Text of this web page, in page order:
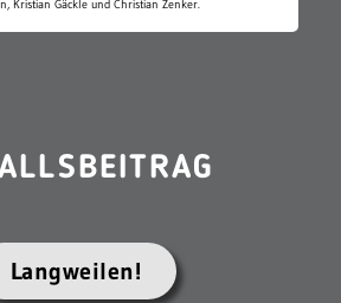
Kristian Gäckle und Christian Zenker.
Langweilen!